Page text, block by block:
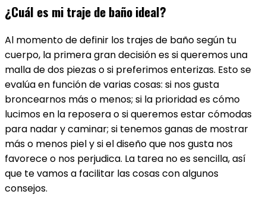
¿Cuál es mi traje de baño ideal?
Al momento de definir los trajes de baño según tu
cuerpo, la primera gran decisión es si queremos una
malla de dos piezas o si preferimos enterizas. Esto se
evalúa en función de varias cosas: si nos gusta
broncearnos más o menos; si la prioridad es cómo
lucimos en la reposera o si queremos estar cómodas
para nadar y caminar; si tenemos ganas de mostrar
más o menos piel y si el diseño que nos gusta nos
favorece o nos perjudica. La tarea no es sencilla, así
que te vamos a facilitar las cosas con algunos
consejos.